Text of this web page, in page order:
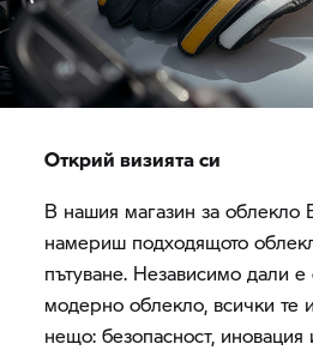
Открий визията си
В нашия магазин за облекло
намериш подходящото
пътуване. Независимо дали е
модерно облекло, всички те
нещо: безопасност,